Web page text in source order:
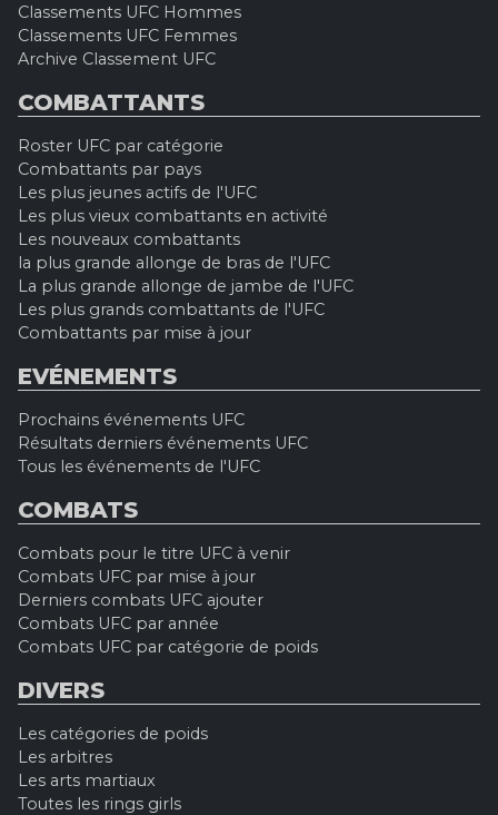
Classements UFC Hommes
Classements UFC Femmes
Archive Classement UFC
COMBATTANTS
Roster UFC par catégorie
Combattants par pays
Les plus jeunes actifs de l'UFC
Les plus vieux combattants en activité
Les nouveaux combattants
la plus grande allonge de bras de l'UFC
La plus grande allonge de jambe de l'UFC
Les plus grands combattants de l'UFC
Combattants par mise à jour
EVÉNEMENTS
Prochains événements UFC
Résultats derniers événements UFC
Tous les événements de l'UFC
COMBATS
Combats pour le titre UFC à venir
Combats UFC par mise à jour
Derniers combats UFC ajouter
Combats UFC par année
Combats UFC par catégorie de poids
DIVERS
Les catégories de poids
Les arbitres
Les arts martiaux
Toutes les rings girls